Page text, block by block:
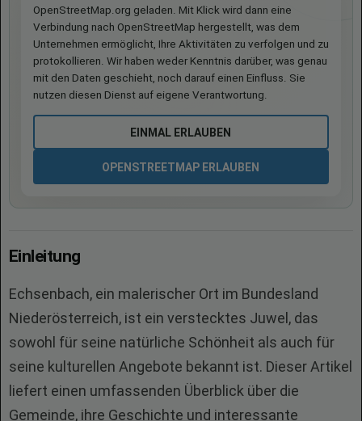
OpenStreetMap.org geladen. Mit Klick wird dann eine
Verbindung nach OpenStreetMap hergestellt, was dem
Unternehmen ermöglicht, Ihre Aktivitäten zu verfolgen und zu
protokollieren. Wir haben weder Kenntnis darüber, was genau
mit den Daten geschieht, noch darauf einen Einfluss. Sie
nutzen diesen Dienst auf eigene Verantwortung.
EINMAL ERLAUBEN
OPENSTREETMAP ERLAUBEN
Einleitung
Echsenbach, ein malerischer Ort im Bundesland
Niederösterreich, ist ein verstecktes Juwel, das
sowohl für seine natürliche Schönheit als auch für
seine kulturellen Angebote bekannt ist. Dieser Artikel
liefert einen umfassenden Überblick über die
Gemeinde, ihre Geschichte und interessante